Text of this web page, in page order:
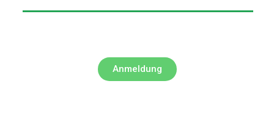
Anmeldung